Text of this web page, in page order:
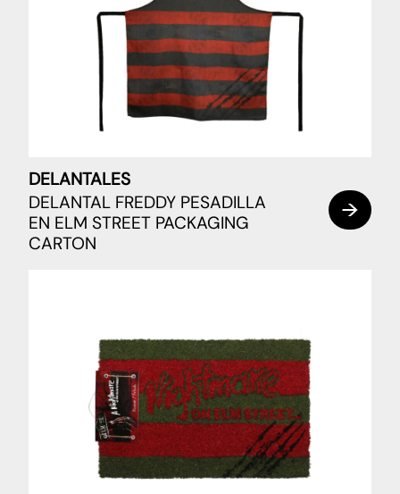
DELANTALES
DELANTAL FREDDY PESADILLA
EN ELM STREET PACKAGING
CARTON